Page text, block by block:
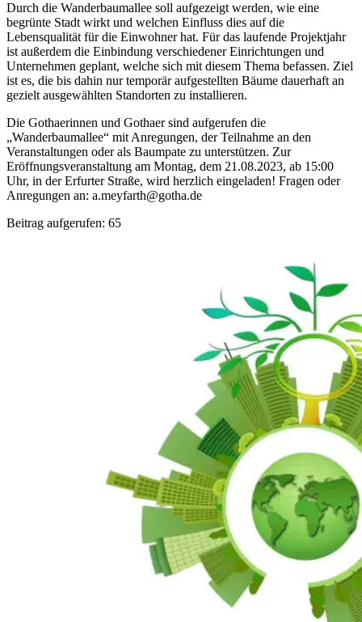
Durch die Wanderbaumallee soll aufgezeigt werden, wie eine
begrünte Stadt wirkt und welchen Einfluss dies auf die
Lebensqualität für die Einwohner hat. Für das laufende Projektjahr
ist außerdem die Einbindung verschiedener Einrichtungen und
Unternehmen geplant, welche sich mit diesem Thema befassen. Ziel
ist es, die bis dahin nur temporär aufgestellten Bäume dauerhaft an
gezielt ausgewählten Standorten zu installieren.
Die Gothaerinnen und Gothaer sind aufgerufen die
„Wanderbaumallee“ mit Anregungen, der Teilnahme an den
Veranstaltungen oder als Baumpate zu unterstützen. Zur
Eröffnungsveranstaltung am Montag, dem 21.08.2023, ab 15:00
Uhr, in der Erfurter Straße, wird herzlich eingeladen! Fragen oder
Anregungen an: a.meyfarth@gotha.de
Beitrag aufgerufen: 65